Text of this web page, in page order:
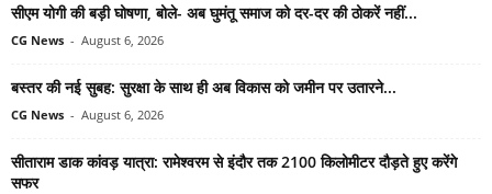
सीएम योगी की बड़ी घोषणा, बोले- अब घुमंतू समाज को दर-दर की ठोकरें नहीं...
CG News - August 6, 2026
बस्तर की नई सुबह: सुरक्षा के साथ ही अब विकास को जमीन पर उतारने...
CG News - August 6, 2026
सीताराम डाक कांवड़ यात्रा: रामेश्वरम से इंदौर तक 2100 किलोमीटर दौड़ते हुए करेंगे
सफर